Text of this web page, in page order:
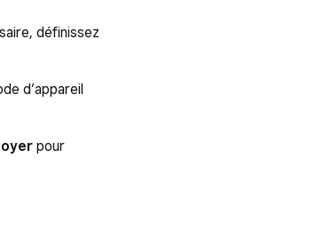
définissez
d’appareil
pour